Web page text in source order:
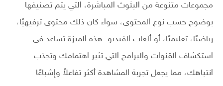
مجموعات متنوعة من البثوث المباشرة، التي يتم تصنيفها
بوضوح حسب نوع المحتوى، سواء كان ذلك محتوى ترفيهيًا،
رياضيًا، تعليميًا، أو ألعاب الفيديو. هذه الميزة تساعد في
استكشاف القنوات والبرامج التي تثير اهتمامك وتجذب
انتباهك، مما يجعل تجربة المشاهدة أكثر تفاعلاً وإشباعًا